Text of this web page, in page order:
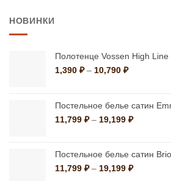
НОВИНКИ
Полотенце Vossen High
1,390 ₽ – 10,790 ₽Диапазон
–
10,790 ₽
Постельное белье сатин
11,799 ₽ – 19,199 ₽Диапазон
–
19,199 ₽
Постельное белье сатин Brio
11,799 ₽ – 19,199 ₽Диапазон